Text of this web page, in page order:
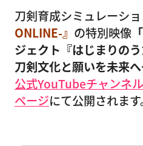
刀剣育成シミュレーシ
ONLINE-』 の特別映像
ジェクト『はじまりの
刀剣文化と願いを未来へ
公式YouTubeチャンネル
ページにて公開されます